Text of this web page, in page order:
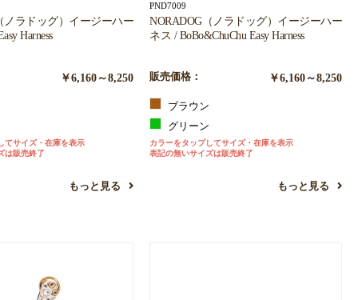
ノラドッグ）イージーハー
Harness
￥6,160～8,250
てサイズ・在庫を表示
は販売終了
もっと見る
PND7009
NORADOG（ノラドッグ）イージーハー
ネス / BoBo&ChuChu Easy Harness
販売価格： ￥6,160～8,250
ブラウン
グリーン
カラーをタップしてサイズ・在庫を表示
表記の無いサイズは販売終了
もっと見る